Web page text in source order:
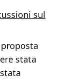
sul
stata